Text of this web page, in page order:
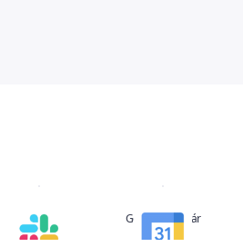
Slack Google kalendár